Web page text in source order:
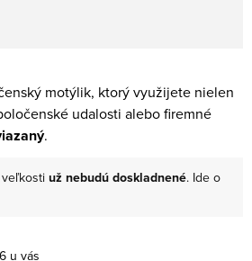
motýlik, ktorý využijete nielen
udalosti alebo firemné
.
už nebudú doskladnené. Ide o